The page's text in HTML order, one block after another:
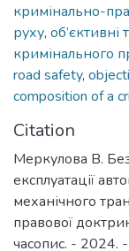
кримінально-
руху, об’єктивні
кримінального
road safety,
composition of a
Citation
Меркулова В.
експлуатації
механічного
правової
часопис. -